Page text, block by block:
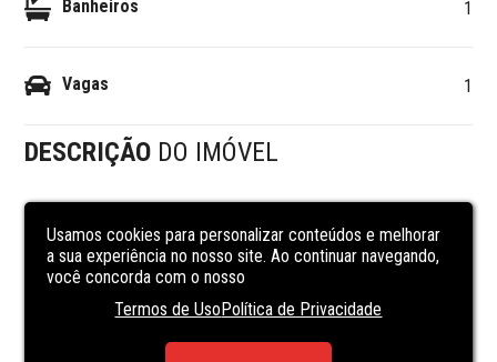
Banheiros 1
Vagas 1
DESCRIÇÃO DO IMÓVEL
Sala comercial à Venda no Centro de Balneário
Camboriú/SC
equipada e mobiliada, pronta para trabalhar, localizado no
Usamos cookies para personalizar conteúdos e melhorar
a sua experiência no nosso site. Ao continuar navegando,
você concorda com o nosso
Termos de UsoPolítica de Privacidade